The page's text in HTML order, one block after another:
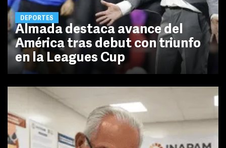
DEPORTES
Almada destaca avance del
América tras debut con triunfo
en la Leagues Cup